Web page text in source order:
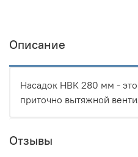
Описание
Насадок НВК 280 мм -
приточно вытяжной
Отзывы